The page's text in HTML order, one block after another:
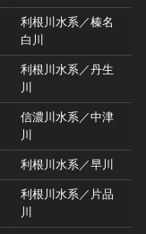
利根川水系／榛名
白川
利根川水系／丹生
川
信濃川水系／中津
川
利根川水系／早川
利根川水系／片品
川